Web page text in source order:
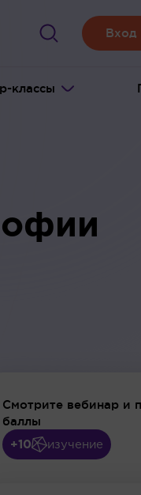
Вход
классы
Смотрите вебинар и
баллы
+10 изучение